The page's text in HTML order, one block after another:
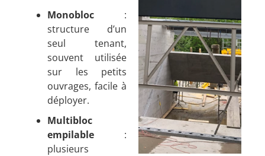
Monobloc :
structure d’un
seul tenant,
souvent utilisée
sur les petits
ouvrages, facile à
déployer.
Multibloc
empilable :
plusieurs